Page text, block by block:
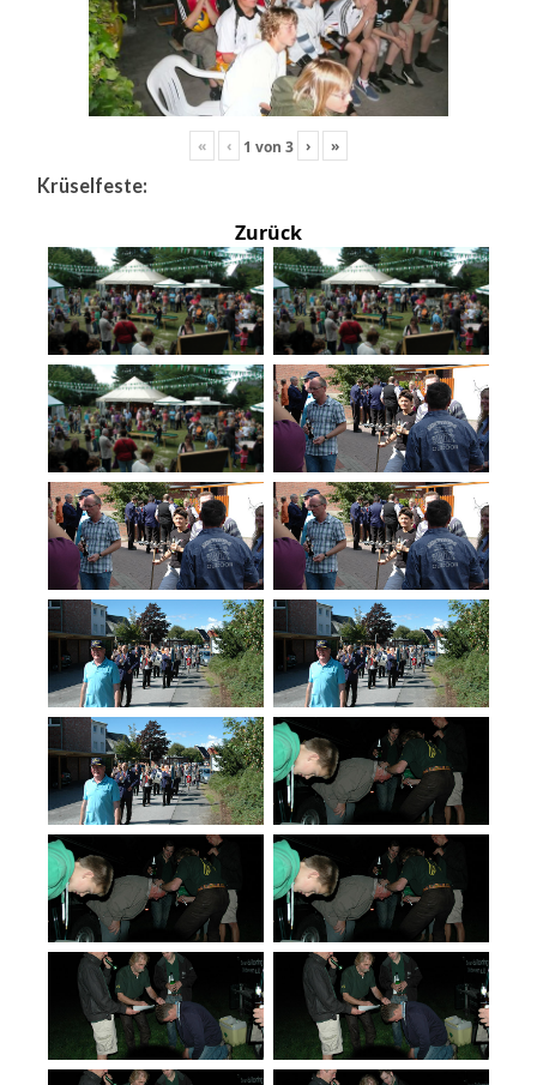
« ‹ 1 von 3 › »
Krüselfeste:
Zurück